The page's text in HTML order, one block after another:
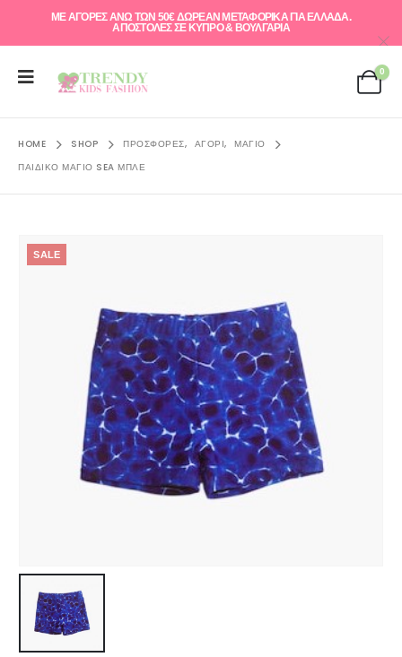
ΜΕ ΑΓΟΡΕΣ ΑΝΩ ΤΩΝ 50€ ΔΩΡΕΑΝ ΜΕΤΑΦΟΡΙΚΑ ΓΙΑ ΕΛΛAΔΑ.
ΑΠΟΣΤΟΛΕΣ ΣΕ ΚΥΠΡΟ & ΒΟΥΛΓΑΡΙΑ
0
HOME SHOP ΠΡΟΣΦΟΡΈΣ, ΑΓΌΡΙ, ΜΑΓΙΌ
ΠΑΙΔΙΚΌ ΜΑΓΙΌ SEA ΜΠΛΕ
SALE